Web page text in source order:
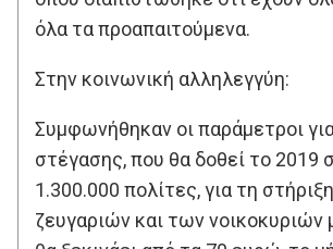
όλα τα προαπαιτούμενα.
Στην κοινωνική αλληλεγγύη:
Συμφωνήθηκαν οι παράμετροι
στέγασης, που θα δοθεί το 2019
1.300.000 πολίτες, για τη
ζευγαριών και των νοικοκυριών